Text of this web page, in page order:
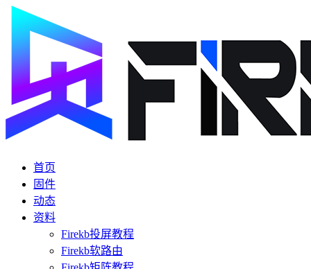
首页
固件
动态
资料
Firekb投屏教程
Firekb软路由